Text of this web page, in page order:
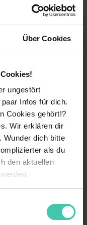
Über Cookies
ungestört
Infos für dich.
Cookies gehört!?
Wir erklären dir
Wunder dich bitte
als du
den aktuellen
soll mal einer
Welt
Obwohl
Landwirtschaft
Branchen
ist die um